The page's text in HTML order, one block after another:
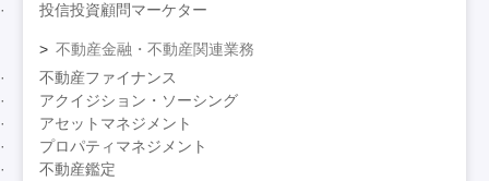
投信投資顧問マーケター
不動産金融・不動産関連業務
不動産ファイナンス
アクイジション・ソーシング
アセットマネジメント
プロパティマネジメント
不動産鑑定